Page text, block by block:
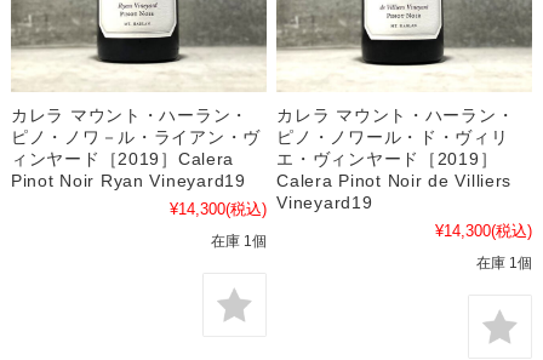
カレラ マウント・ハーラン・
ピノ・ノワ－ル・ライアン・ヴ
ィンヤード［2019］Calera
Pinot Noir Ryan Vineyard19
¥14,300(税込)
在庫 1個
カレラ マウント・ハーラン・
ピノ・ノワール・ド・ヴィリ
エ・ヴィンヤード［2019］
Calera Pinot Noir de Villiers
Vineyard19
¥14,300(税込)
在庫 1個